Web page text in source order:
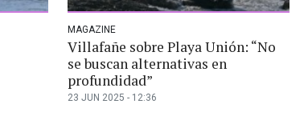
MAGAZINE
Villafañe sobre Playa Unión: “No
se buscan alternativas en
profundidad”
23 JUN 2025 - 12:36